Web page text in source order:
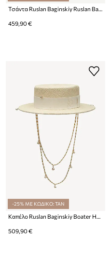
Τσάντα Ruslan Baginskiy Ruslan Baginskiy Chain Strap HatBag
459,90 €
-25% ΜΕ ΚΩΔΙΚΟ: TAN
509,90 €